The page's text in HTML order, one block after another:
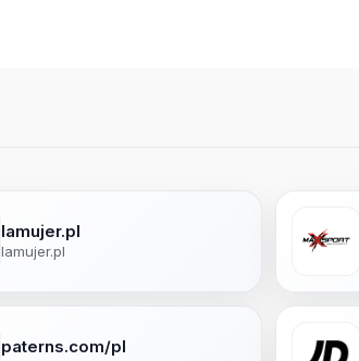
lamujer.pl
lamujer.pl
paterns.com/pl